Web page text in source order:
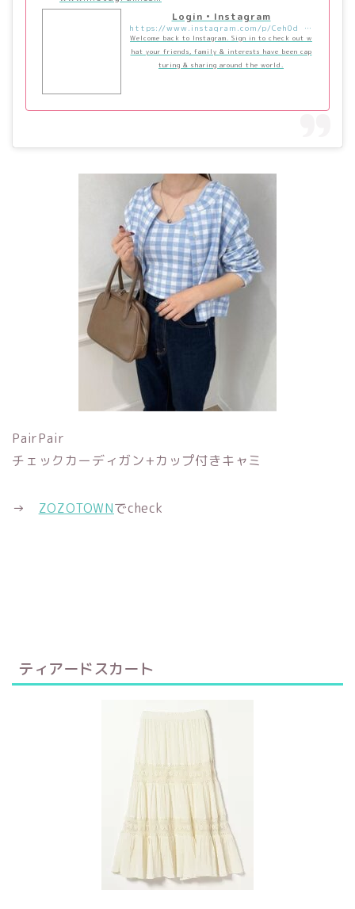
Login • Instagram
https://www.instagram.com/p/Ceh0d_hLTlE/?utm_source=ig_embed&utm_campaign=loading
Welcome back to Instagram. Sign in to check out w
hat your friends, family & interests have been cap
turing & sharing around the world.
PairPair
チェックカーディガン+カップ付きキャミ
→ ZOZOTOWNでcheck
ティアードスカート